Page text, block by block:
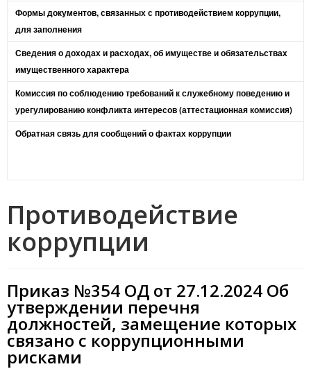
Формы документов, связанных с противодействием коррупции,
для заполнения
Сведения о доходах и расходах, об имуществе и обязательствах
имущественного характера
Комиссия по соблюдению требований к служебному поведению и
урегулированию конфликта интересов (аттестационная комиссия)
Обратная связь для сообщений о фактах коррупции
Противодействие
коррупции
Приказ №354 ОД от 27.12.2024 Об
утверждении перечня
должностей, замещение которых
связано с коррупционными
рисками